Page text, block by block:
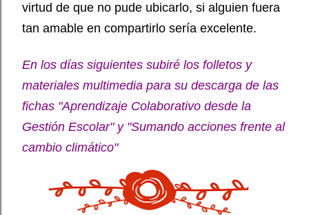
virtud de que no pude ubicarlo, si alguien fuera
tan amable en compartirlo sería excelente.
En los días siguientes subiré los folletos y
materiales multimedia para su descarga de las
fichas "Aprendizaje Colaborativo desde la
Gestión Escolar" y "Sumando acciones frente al
cambio climático"